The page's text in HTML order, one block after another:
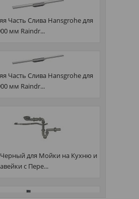
Часть Слива Hansgrohe для
мм Raindr...
Часть Слива Hansgrohe для
мм Raindr...
для Мойки на Кухню и
с Пере...